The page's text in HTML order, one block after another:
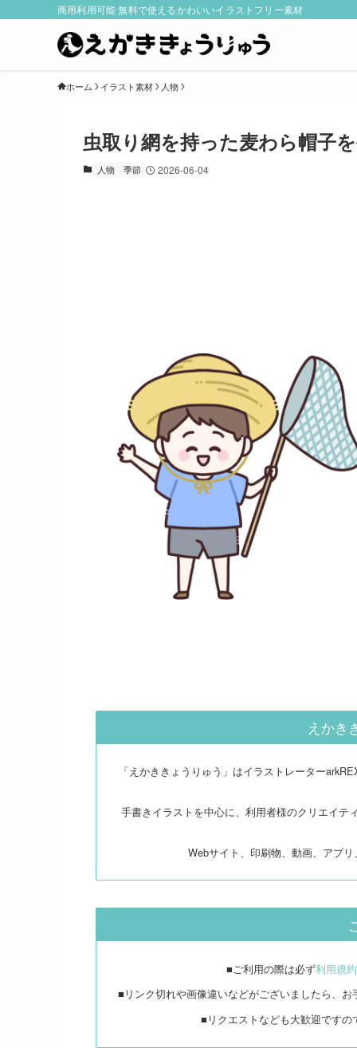
商用利用可能 無料で使えるかわいいイラストフリー素材
ホーム イラスト素材 人物
虫取り網を持った麦わら帽子
人物 季節 2026-06-04
えかき
「えかききょうりゅう」はイラストレーター
手書きイラストを中心に、利用者様のクリエイテ
Webサイト、印刷物、動画、アプ
■ご利用の際は必ず利用規約
■リンク切れや画像違いなどがございましたら、お
■リクエストなども大歓迎ですの